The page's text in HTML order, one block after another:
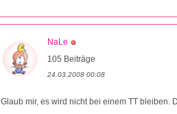
NaLe
105 Beiträge
24.03.2008 00:08
Glaub mir, es wird nicht bei einem TT bleiben.